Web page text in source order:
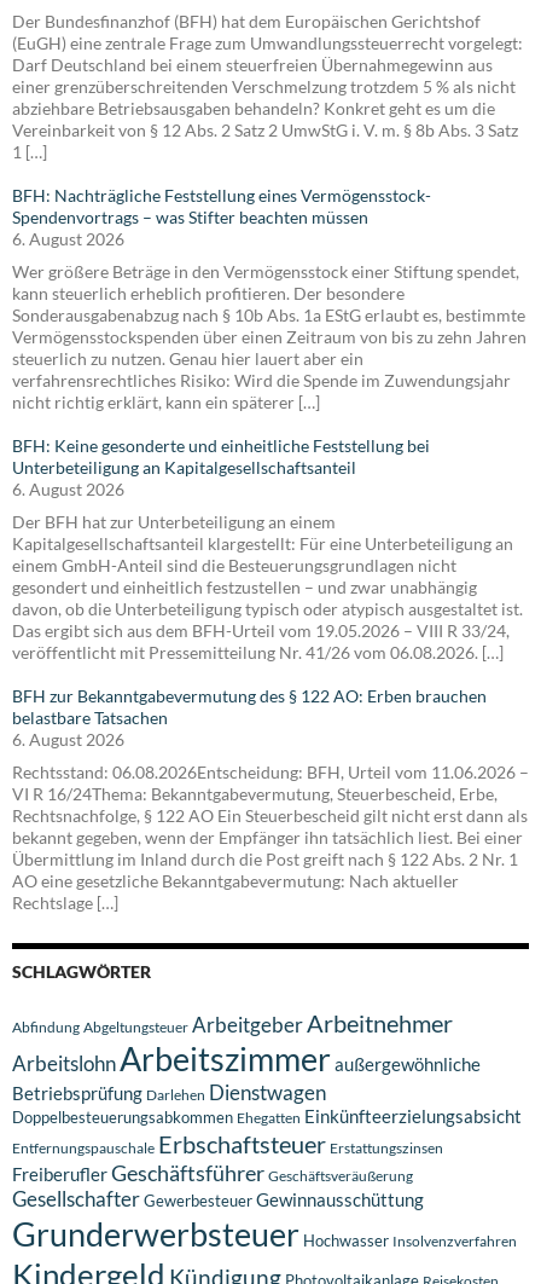
Der Bundesfinanzhof (BFH) hat dem Europäischen Gerichtshof
(EuGH) eine zentrale Frage zum Umwandlungssteuerrecht vorgelegt:
Darf Deutschland bei einem steuerfreien Übernahmegewinn aus
einer grenzüberschreitenden Verschmelzung trotzdem 5 % als nicht
abziehbare Betriebsausgaben behandeln? Konkret geht es um die
Vereinbarkeit von § 12 Abs. 2 Satz 2 UmwStG i. V. m. § 8b Abs. 3 Satz
1 […]
BFH: Nachträgliche Feststellung eines Vermögensstock-
Spendenvortrags – was Stifter beachten müssen
6. August 2026
Wer größere Beträge in den Vermögensstock einer Stiftung spendet,
kann steuerlich erheblich profitieren. Der besondere
Sonderausgabenabzug nach § 10b Abs. 1a EStG erlaubt es, bestimmte
Vermögensstockspenden über einen Zeitraum von bis zu zehn Jahren
steuerlich zu nutzen. Genau hier lauert aber ein
verfahrensrechtliches Risiko: Wird die Spende im Zuwendungsjahr
nicht richtig erklärt, kann ein späterer […]
BFH: Keine gesonderte und einheitliche Feststellung bei
Unterbeteiligung an Kapitalgesellschaftsanteil
6. August 2026
Der BFH hat zur Unterbeteiligung an einem
Kapitalgesellschaftsanteil klargestellt: Für eine Unterbeteiligung an
einem GmbH-Anteil sind die Besteuerungsgrundlagen nicht
gesondert und einheitlich festzustellen – und zwar unabhängig
davon, ob die Unterbeteiligung typisch oder atypisch ausgestaltet ist.
Das ergibt sich aus dem BFH-Urteil vom 19.05.2026 – VIII R 33/24,
veröffentlicht mit Pressemitteilung Nr. 41/26 vom 06.08.2026. […]
BFH zur Bekanntgabevermutung des § 122 AO: Erben brauchen
belastbare Tatsachen
6. August 2026
Rechtsstand: 06.08.2026Entscheidung: BFH, Urteil vom 11.06.2026 –
VI R 16/24Thema: Bekanntgabevermutung, Steuerbescheid, Erbe,
Rechtsnachfolge, § 122 AO Ein Steuerbescheid gilt nicht erst dann als
bekannt gegeben, wenn der Empfänger ihn tatsächlich liest. Bei einer
Übermittlung im Inland durch die Post greift nach § 122 Abs. 2 Nr. 1
AO eine gesetzliche Bekanntgabevermutung: Nach aktueller
Rechtslage […]
SCHLAGWÖRTER
Abfindung Abgeltungsteuer ArbeitgeberArbeitnehmer
ArbeitslohnArbeitszimmeraußergewöhnliche
Betriebsprüfung Darlehen Dienstwagen
Doppelbesteuerungsabkommen Ehegatten Einkünfteerzielungsabsicht
Entfernungspauschale Erbschaftsteuer Erstattungszinsen
FreiberuflerGeschäftsführer Geschäftsveräußerung
GesellschafterGewerbesteuerGewinnausschüttung
Grunderwerbsteuer Hochwasser Insolvenzverfahren
Kindergeld Kündigung Photovoltaikanlage